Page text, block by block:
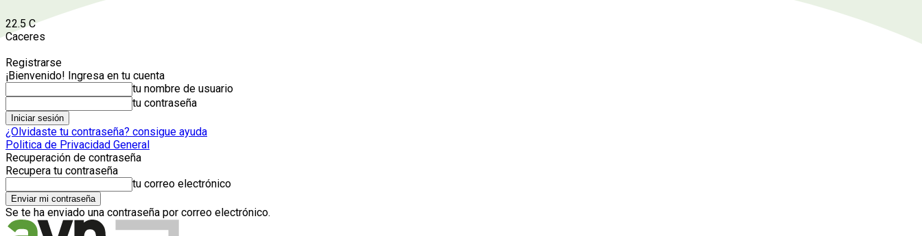
22.5 C
Caceres
Registrarse
¡Bienvenido! Ingresa en tu cuenta
tu nombre de usuario
tu contraseña
¿Olvidaste tu contraseña? consigue ayuda
Politica de Privacidad General
Recuperación de contraseña
Recupera tu contraseña
tu correo electrónico
Se te ha enviado una contraseña por correo electrónico.